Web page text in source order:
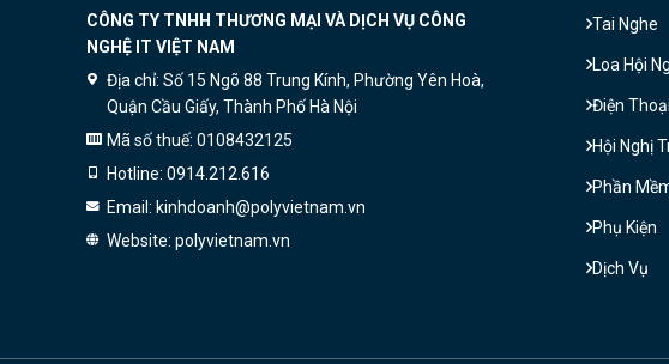
CÔNG TY TNHH THƯƠNG MẠI VÀ DỊCH VỤ CÔNG
NGHỆ IT VIỆT NAM
Địa chỉ: Số 15 Ngõ 88 Trung Kính, Phường Yên Hoà,
Quận Cầu Giấy, Thành Phố Hà Nội
Mã số thuế: 0108432125
Hotline: 0914.212.616
Email: kinhdoanh@polyvietnam.vn
Website: polyvietnam.vn
Tai Nghe
Loa Hội
Điện
Hội Nghị
Phần
Phụ Kiện
Dịch Vụ